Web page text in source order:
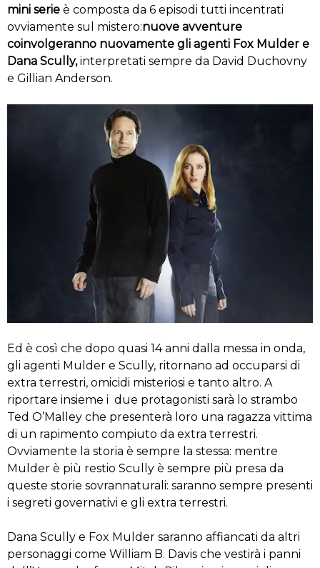
mini serie è composta da 6 episodi tutti incentrati
ovviamente sul mistero:nuove avventure
coinvolgeranno nuovamente gli agenti Fox Mulder e
Dana Scully,interpretati sempre da David Duchovny
e Gillian Anderson.
Ed è così che dopo quasi 14 anni dalla messa in onda,
gli agenti Mulder e Scully, ritornano ad occuparsi di
extra terrestri, omicidi misteriosi e tanto altro. A
riportare insieme i due protagonisti sarà lo strambo
Ted O’Malley che presenterà loro una ragazza vittima
di un rapimento compiuto da extra terrestri.
Ovviamente la storia è sempre la stessa: mentre
Mulder è più restio Scully è sempre più presa da
queste storie sovrannaturali: saranno sempre presenti
i segreti governativi e gli extra terrestri.
Dana Scully e Fox Mulder saranno affiancati da altri
personaggi come William B. Davis che vestirà i panni